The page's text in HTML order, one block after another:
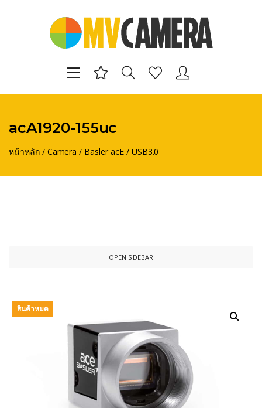
acA1920-155uc
หน้าหลัก/ Camera / Basler acE/ USB3.0
OPEN SIDEBAR
สินค้าหมด